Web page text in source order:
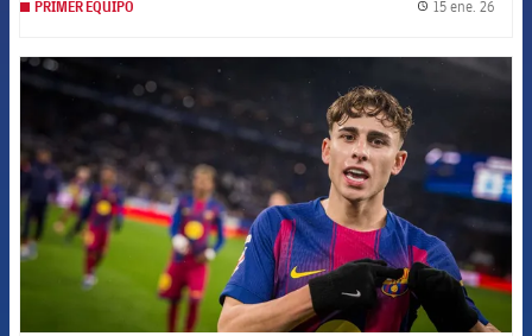
PRIMER EQUIPO 15 ene. 26
FCB Barcelona badge